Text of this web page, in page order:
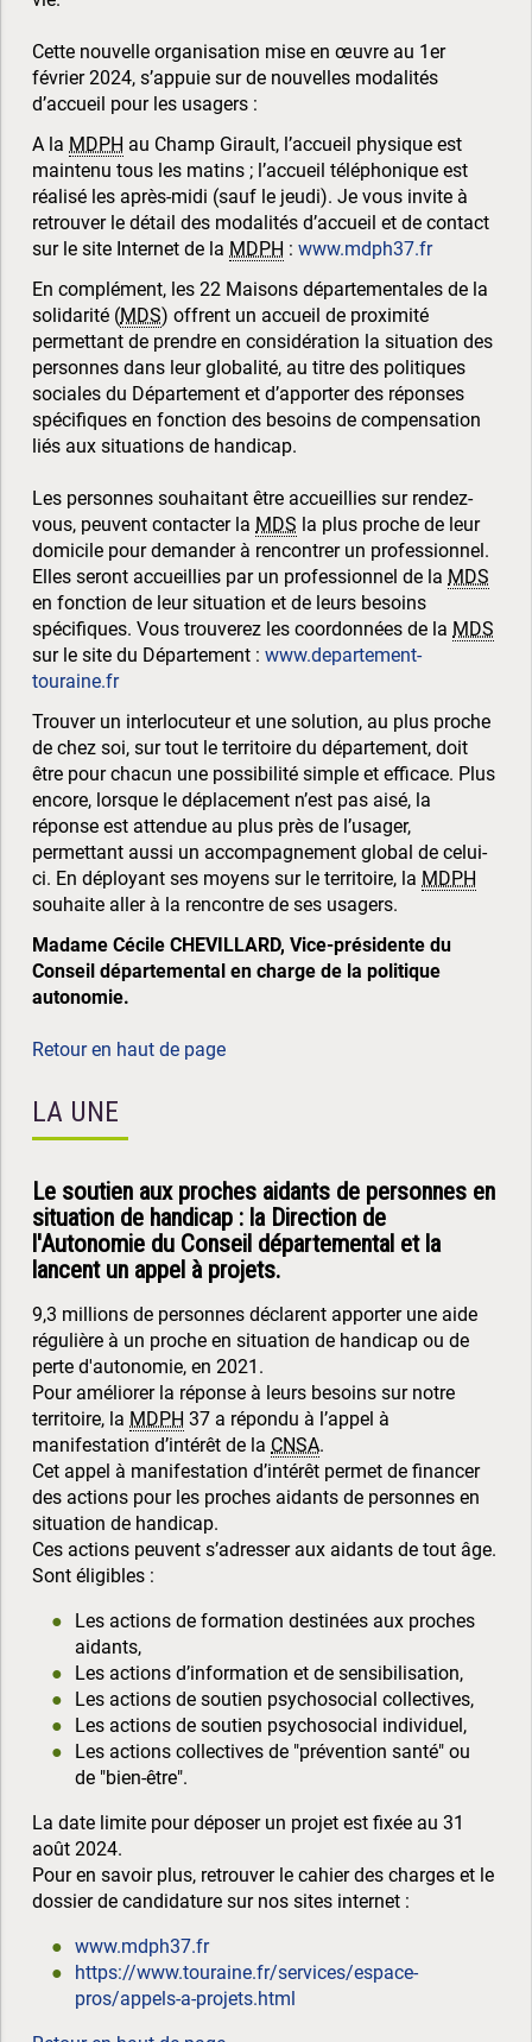
Cette nouvelle organisation mise en œuvre au 1er
février 2024, s’appuie sur de nouvelles modalités
d’accueil pour les usagers :
A la MDPH au Champ Girault, l’accueil physique est
maintenu tous les matins ; l’accueil téléphonique est
réalisé les après-midi (sauf le jeudi). Je vous invite à
retrouver le détail des modalités d’accueil et de contact
sur le site Internet de la MDPH : www.mdph37.fr
En complément, les 22 Maisons départementales de la
solidarité (MDS) offrent un accueil de proximité
permettant de prendre en considération la situation des
personnes dans leur globalité, au titre des politiques
sociales du Département et d’apporter des réponses
spécifiques en fonction des besoins de compensation
liés aux situations de handicap.
Les personnes souhaitant être accueillies sur rendez-
vous, peuvent contacter la MDS la plus proche de leur
domicile pour demander à rencontrer un professionnel.
Elles seront accueillies par un professionnel de la MDS
en fonction de leur situation et de leurs besoins
spécifiques. Vous trouverez les coordonnées de la MDS
sur le site du Département : www.departement-
touraine.fr
Trouver un interlocuteur et une solution, au plus proche
de chez soi, sur tout le territoire du département, doit
être pour chacun une possibilité simple et efficace. Plus
encore, lorsque le déplacement n’est pas aisé, la
réponse est attendue au plus près de l’usager,
permettant aussi un accompagnement global de celui-
ci. En déployant ses moyens sur le territoire, la MDPH
souhaite aller à la rencontre de ses usagers.
Madame Cécile CHEVILLARD, Vice-présidente du
Conseil départemental en charge de la politique
autonomie.
Retour en haut de page
LA UNE
Le soutien aux proches aidants de personnes en
situation de handicap : la Direction de
l'Autonomie du Conseil départemental et la
lancent un appel à projets.
9,3 millions de personnes déclarent apporter une aide
régulière à un proche en situation de handicap ou de
perte d'autonomie, en 2021.
Pour améliorer la réponse à leurs besoins sur notre
territoire, la MDPH 37 a répondu à l’appel à
manifestation d’intérêt de la CNSA.
Cet appel à manifestation d’intérêt permet de financer
des actions pour les proches aidants de personnes en
situation de handicap.
Ces actions peuvent s’adresser aux aidants de tout âge.
Sont éligibles :
Les actions de formation destinées aux proches
aidants,
Les actions d’information et de sensibilisation,
Les actions de soutien psychosocial collectives,
Les actions de soutien psychosocial individuel,
Les actions collectives de "prévention santé" ou
de "bien-être".
La date limite pour déposer un projet est fixée au 31
août 2024.
Pour en savoir plus, retrouver le cahier des charges et le
dossier de candidature sur nos sites internet :
www.mdph37.fr
https://www.touraine.fr/services/espace-
pros/appels-a-projets.html